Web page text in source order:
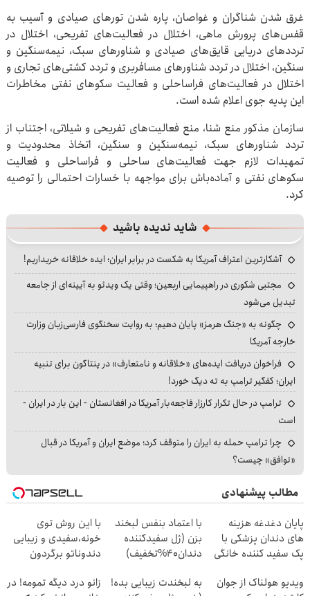
غرق شدن شناگران و غواصان، پاره شدن تورهای صیادی و آسیب به
قفس‌های پرورش ماهی، اختلال در فعالیت‌های تفریحی، اختلال در
ترددهای دریایی قایق‌های صیادی و شناورهای سبک، نیمه‌سنگین و
سنگین، اختلال در تردد شناورهای مسافربری و تردد کشتی‌های تجاری و
اختلال در فعالیت‌های فراساحلی و فعالیت‌ سکوهای نفتی مخاطرات
این پدیه جوی اعلام شده است.
سازمان مذکور منع شنا، منع فعالیت‌های تفریحی و شیلاتی، اجتناب از
تردد شناورهای سبک، نیمه‌سنگین و سنگین، اتخاذ محدودیت و
تمهیدات لازم جهت فعالیت‌های ساحلی و فراساحلی و فعالیت
سکوهای نفتی و آماده‌باش برای مواجهه با خسارات احتمالی را توصیه
کرد.
شاید ندیده باشید
آشکارترین اعتراف آمریکا به شکست در برابر ایران؛ ایده خلاقانه خریداریم!
مجتبی شکوری در راهپیمایی اربعین؛ وقتی یک ویدئو به آیینه‌ای از جامعه
تبدیل می‌شود
چگونه به «جنگ هرمز» پایان دهیم؛ به روایت سخنگوی فارسی‌زبان وزارت
خارجه آمریکا
فراخوان دریافت ایده‌های «خلاقانه و نامتعارف» در پنتاگون برای تنبیه
ایران؛ کفگیر ترامپ به ته دیگ خورد!
ترامپ در حال تکرار کارزار فاجعه‌بار آمریکا در افغانستان - این بار در ایران -
است
چرا ترامپ حمله به ایران را متوقف کرد؛ موضع ایران و آمریکا در قبال
«توافق» چیست؟
مطالب پیشنهادی
پایان دغدغه هزینه
های دندان پزشکی با
پک سفید کننده خانگی
با اعتماد بنفس لبخند
بزن (ژل سفیدکننده
دندان40%تخفیف)
با این روش توی
خونه،سفیدی و زیبایی
دندوناتو برگردون
ویدیو هولناک از جوان
به لبخندت زیبایی بده!
زانو درد دیگه تمومه! در